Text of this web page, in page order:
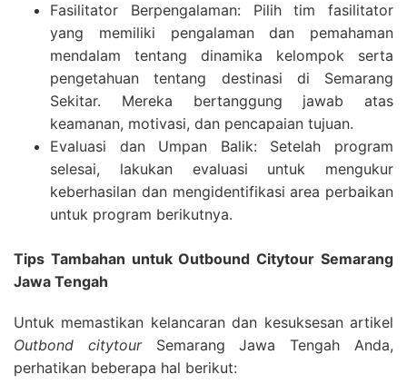
Fasilitator Berpengalaman: Pilih tim fasilitator
yang memiliki pengalaman dan pemahaman
mendalam tentang dinamika kelompok serta
pengetahuan tentang destinasi di Semarang
Sekitar. Mereka bertanggung jawab atas
keamanan, motivasi, dan pencapaian tujuan.
Evaluasi dan Umpan Balik: Setelah program
selesai, lakukan evaluasi untuk mengukur
keberhasilan dan mengidentifikasi area perbaikan
untuk program berikutnya.
Tips Tambahan untuk Outbound Citytour Semarang
Jawa Tengah
Untuk memastikan kelancaran dan kesuksesan artikel
Outbond citytourSemarang Jawa Tengah Anda,
perhatikan beberapa hal berikut: